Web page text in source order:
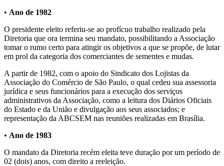
• Ano de 1982
O presidente eleito referiu-se ao profícuo trabalho realizado pela
Diretoria que ora termina seu mandato, possibilitando a Associação
tomar o rumo certo para atingir os objetivos a que se propõe, de lutar
em prol da categoria dos comerciantes de sementes e mudas.
A partir de 1982, com o apoio do Sindicato dos Lojistas da
Associação do Comércio de São Paulo, o qual cedeu sua assessoria
jurídica e seus funcionários para a execução dos serviços
administrativos da Associação, como a leitura dos Diários Oficiais
do Estado e da União e divulgação aos seus associados; e
representação da ABCSEM nas reuniões realizadas em Brasília.
• Ano de 1983
O mandato da Diretoria recém eleita teve duração por um período de
02 (dois) anos, com direito a reeleição.